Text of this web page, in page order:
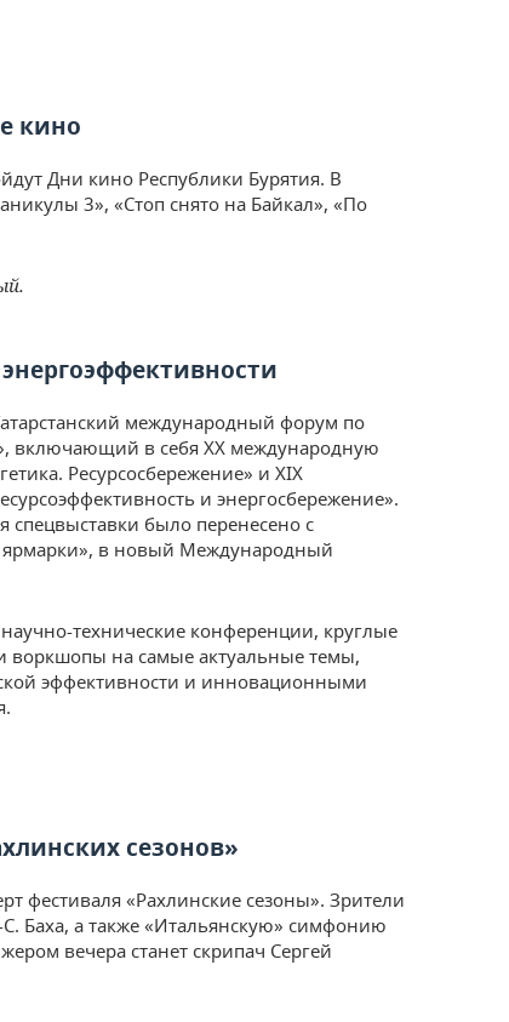
кино
Дни кино Республики Бурятия. В
3», «Стоп снято на Байкал», «По
международный форум по
включающий в себя XX международную
Ресурсосбережение» и XIX
и энергосбережение».
спецвыставки было перенесено с
в новый Международный
технические конференции, круглые
воркшопы на самые актуальные темы,
эффективности и инновационными
сезонов»
фестиваля «Рахлинские сезоны». Зрители
Баха, а также «Итальянскую» симфонию
вечера станет скрипач Сергей